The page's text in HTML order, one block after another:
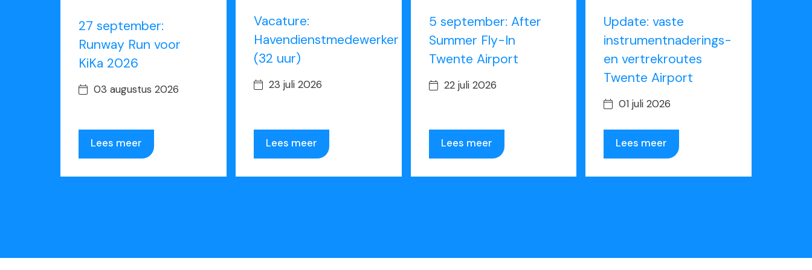
27 september:
Runway Run voor
KiKa 2026
03 augustus 2026
Lees meer
Vacature:
Havendienstmedewerker
(32 uur)
23 juli 2026
Lees meer
5 september: After
Summer Fly-In
Twente Airport
22 juli 2026
Lees meer
Update: vaste
instrumentnaderings-
en vertrekroutes
Twente Airport
01 juli 2026
Lees meer